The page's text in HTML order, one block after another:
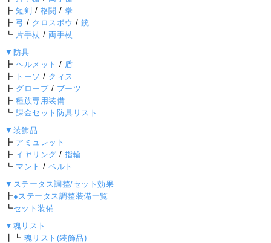
┣短剣 / 格闘 /拳
┣ 弓 / クロスボウ /銃
┗ 片手杖 / 両手杖
▼防具
┣ヘルメット / 盾
┣ トーソ / クィス
┣ グローブ / ブーツ
┣種族専用装備
┗課金セット防具リスト
▼装飾品
┣ アミュレット
┣ イヤリング /指輪
┗ マント /ベルト
▼ステータス調整/セット効果
┣●ステータス調整装備一覧
┗セット装備
▼魂リスト
┃┗ 魂リスト(装飾品)